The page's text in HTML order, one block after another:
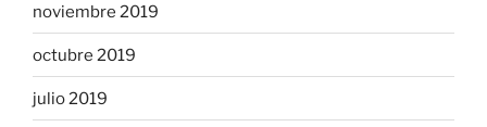
noviembre 2019
octubre 2019
julio 2019